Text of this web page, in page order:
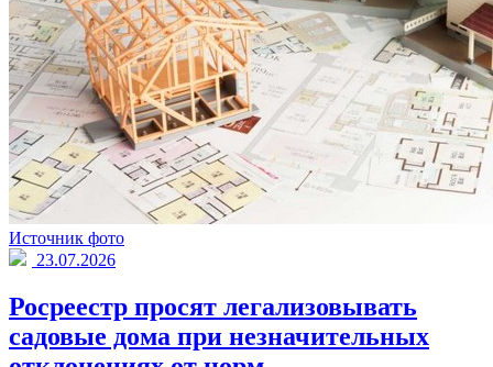
Источник фото
23.07.2026
Росреестр просят легализовывать
садовые дома при незначительных